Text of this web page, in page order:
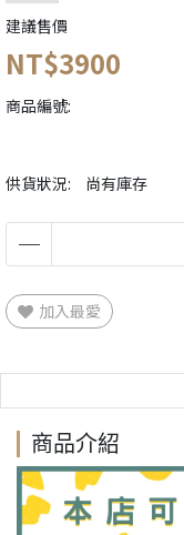
建議售價
NT$3900
商品編號:
供貨狀況: 尚有庫存
加入最愛
商品介紹